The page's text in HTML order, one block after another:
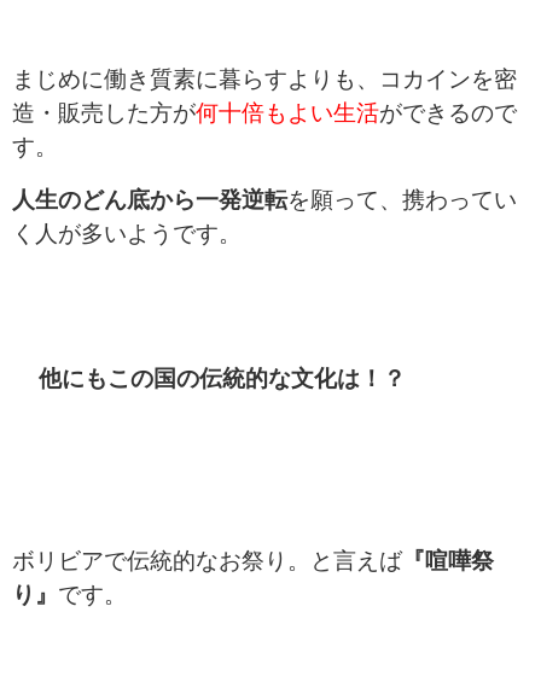
まじめに働き質素に暮らすよりも、コカインを密
造・販売した方が何十倍もよい生活ができるので
す。
人生のどん底から一発逆転を願って、携わってい
く人が多いようです。
他にもこの国の伝統的な文化は！？
ボリビアで伝統的なお祭り。と言えば『喧嘩祭
り』 です。